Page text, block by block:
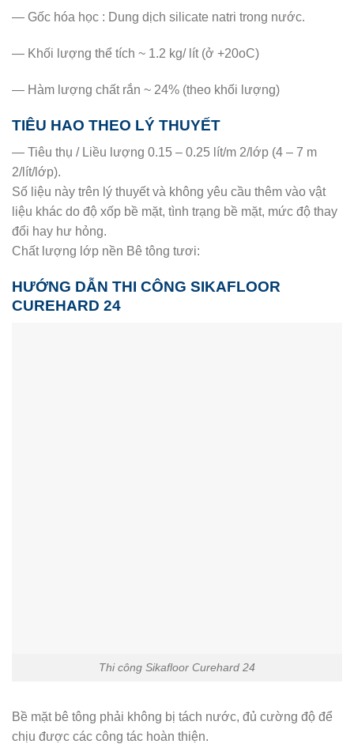
— Gốc hóa học : Dung dịch silicate natri trong nước.
— Khối lượng thể tích ~ 1.2 kg/ lít (ở +20oC)
— Hàm lượng chất rắn ~ 24% (theo khối lượng)
TIÊU HAO THEO LÝ THUYẾT
— Tiêu thụ / Liều lượng 0.15 – 0.25 lít/m 2/lớp (4 – 7 m
2/lít/lớp).
Số liệu này trên lý thuyết và không yêu cầu thêm vào vật
liệu khác do độ xốp bề mặt, tình trạng bề mặt, mức độ thay
đổi hay hư hỏng.
Chất lượng lớp nền Bê tông tươi:
HƯỚNG DẪN THI CÔNG SIKAFLOOR
CUREHARD 24
Thi công Sikafloor Curehard 24
Bề mặt bê tông phải không bị tách nước, đủ cường độ để
chịu được các công tác hoàn thiện.